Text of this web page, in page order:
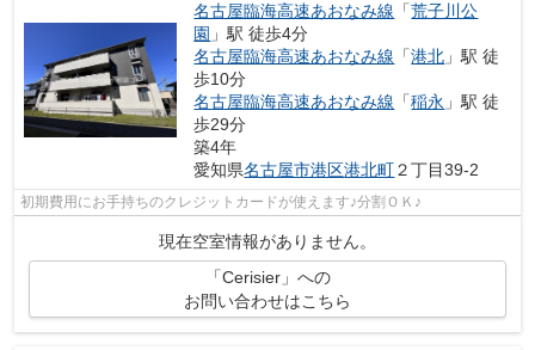
名古屋臨海高速あおなみ線 「荒子川公
園 」駅 徒歩4分
名古屋臨海高速あおなみ線 「港北 」駅 徒
歩10分
名古屋臨海高速あおなみ線 「稲永 」駅 徒
歩29分
築4年
愛知県名古屋市港区港北町２丁目39-2
初期費用にお手持ちのクレジットカードが使えます♪分割ＯＫ♪
現在空室情報がありません。
「Cerisier」への
お問い合わせはこちら